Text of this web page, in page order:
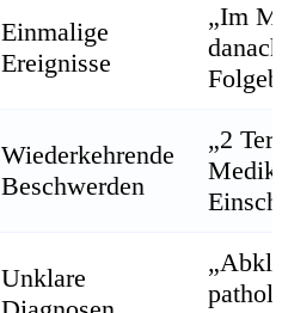
Einmalige
Ereignisse
„Im
Wiederkehrende
Beschwerden
„2
Unklare